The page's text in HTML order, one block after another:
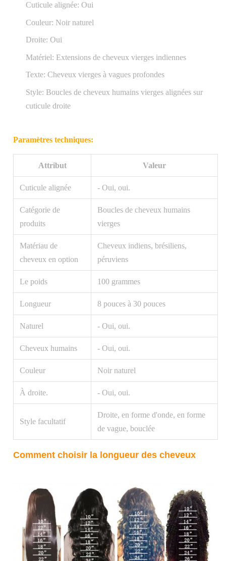
Cuticule alignée: Oui
Couleur: Noir naturel
Droite: Oui
Matériel: Extensions de cheveux vierges indiennes
Texte: Cheveux vierges à vagues profondes
Style: Boucles de cheveux humains vierges alignées sur
cuticule droite
Paramètres techniques:
Attribut Valeur
Cuticule alignée - Oui, oui.
Catégorie de
produits
Boucles de cheveux humains
vierges
Matériau de
cheveux en option
Cheveux indiens, brésiliens,
péruviens
Le poids 100 grammes
Longueur 8 pouces à 30 pouces
Naturel - Oui, oui.
Cheveux humains - Oui, oui.
Couleur Noir naturel
À droite. - Oui, oui.
Style facultatif
Droite, en forme d'onde, en forme
de vague, bouclée
Comment choisir la longueur des cheveux